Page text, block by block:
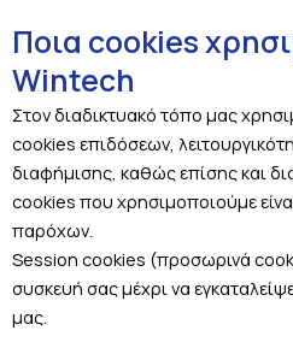
Ποια cookies
Wintech
Στον διαδικτυακό τόπο μας
cookies επιδόσεων,
διαφήμισης, καθώς επίσης και
cookies που χρησιμοποιούμε
παρόχων.
Session cookies (προσωρινά
συσκευή σας μέχρι να
μας.